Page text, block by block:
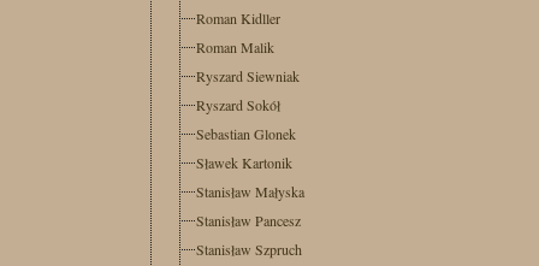
Roman Kidller
Roman Malik
Ryszard Siewniak
Ryszard Sokół
Sebastian Glonek
Sławek Kartonik
Stanisław Małyska
Stanisław Pancesz
Stanisław Szpruch